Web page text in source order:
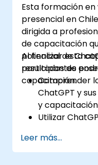
Esta formación
presencial en
dirigida a
de capacitación
potencial de
resultados de
capacitación.
Al finalizar esta
participantes
Comprender
ChatGPT y
y
Utilizar
Aprovechar
de
Leer más...